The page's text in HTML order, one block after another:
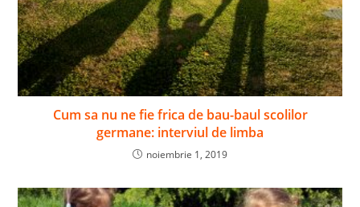
Cum sa nu ne fie frica de bau-baul scolilor
germane: interviul de limba
noiembrie 1, 2019